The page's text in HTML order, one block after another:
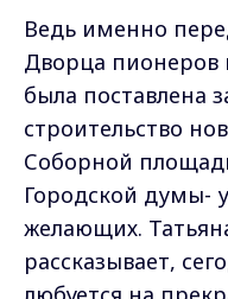
Ведь именно
Дворца пионеров
была поставлена
строительство
Соборной
Городской думы-
желающих.
рассказывает,